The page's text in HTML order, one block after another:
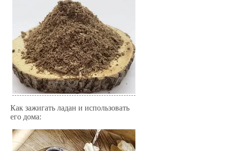
Как зажигать ладан и использовать
его дома: